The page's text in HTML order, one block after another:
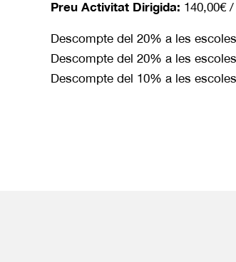
Preu Activitat Dirigida: 140,00€
Descompte del 20% a les
Descompte del 20% a les
Descompte del 10% a les